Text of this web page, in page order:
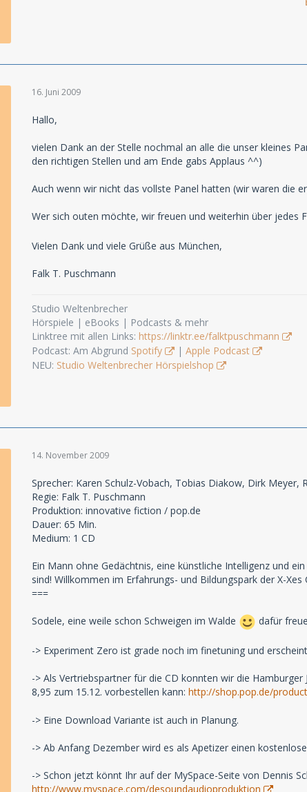
16. Juni 2009
Hallo,
vielen Dank an der Stelle nochmal an alle die unser kleines
den richtigen Stellen und am Ende gabs Applaus ^^)
Auch wenn wir nicht das vollste Panel hatten (wir waren die
Wer sich outen möchte, wir freuen und weiterhin über jedes
Vielen Dank und viele Grüße aus München,
Falk T. Puschmann
Studio Weltenbrecher
Hörspiele | eBooks | Podcasts & mehr
Linktree mit allen Links: https://linktr.ee/falktpuschmann
Podcast: Am Abgrund Spotify | Apple Podcast
NEU: Studio Weltenbrecher Hörspielshop
14. November 2009
Sprecher: Karen Schulz-Vobach, Tobias Diakow, Dirk Meyer,
Regie: Falk T. Puschmann
Produktion: innovative fiction / pop.de
Dauer: 65 Min.
Medium: 1 CD
Ein Mann ohne Gedächtnis, eine künstliche Intelligenz und
sind! Willkommen im Erfahrungs- und Bildungspark der X-
===
Sodele, eine weile schon Schweigen im Walde dafür
-> Experiment Zero ist grade noch im finetuning und
-> Als Vertriebspartner für die CD konnten wir die
8,95 zum 15.12. vorbestellen kann: http://shop.pop.de/
-> Eine Download Variante ist auch in Planung.
-> Ab Anfang Dezember wird es als Apetizer einen
-> Schon jetzt könnt Ihr auf der MySpace-Seite von Dennis
http://www.myspace.com/desoundaudioproduktion